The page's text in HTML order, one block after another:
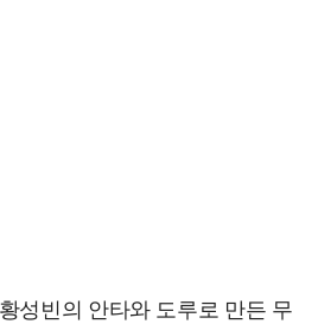
성빈의 안타와 도루로 만든 무